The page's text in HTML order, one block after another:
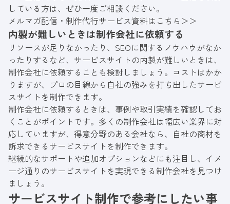
している方は、ぜひ一度ご相談ください。
メルマガ配信・制作代行サービス資料はこちら＞＞
内製が難しいときは制作会社に依頼する
リソースが足りなかったり、SEOに関するノウハウがなか
ったりするなど、サービスサイトの内製が難しいときは、
制作会社に依頼することも検討しましょう。コストはかか
りますが、プロの目線から自社の強みを打ち出したサービ
スサイトを制作できます。
制作会社に依頼するときは、事例や取引実績を確認してお
くことがポイントです。多くの制作会社は幅広い業界に対
応していますが、得意分野のある会社なら、自社の商材を
訴求できるサービスサイトを制作できます。
継続的なサポートや追加オプションなどにも注目し、イメ
ージ通りのサービスサイトを実現できる制作会社を見つけ
ましょう。
サービスサイト制作で参考にしたい事